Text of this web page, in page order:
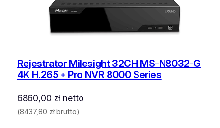
Rejestrator Milesight 32CH MS-N8032-G
4K H.265﹢Pro NVR 8000 Series
6860,00 złnetto
(8437,80 złbrutto)